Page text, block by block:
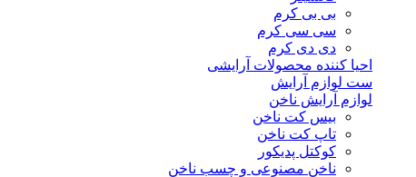
بی بی کرم
سی سی کرم
دی دی کرم
احیا کننده محصولات آرایشی
ست لوازم آرایش
لوازم آرایش ناخن
بیس کت ناخن
تاپ کت ناخن
کوکتل پدیکور
ناخن مصنوعی و چسب ناخن